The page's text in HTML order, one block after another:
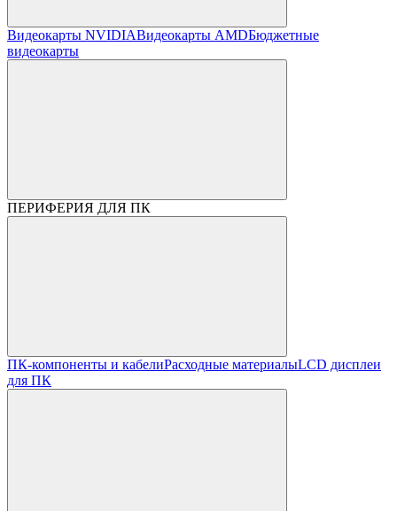
Видеокарты NVIDIAВидеокарты AMDБюджетные
видеокарты
ПЕРИФЕРИЯ ДЛЯ ПК
ПК-компоненты и кабелиРасходные материалыLCD дисплеи
для ПК